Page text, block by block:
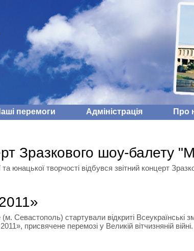
перемоги Адмiнiстрацiя
Про
Зразкового шоу-балету
юнацької творчості відбувся звітний концерт
стартували відкриті Всеукраїнські
присвячене перемозі у Великій вітчизняній війні.